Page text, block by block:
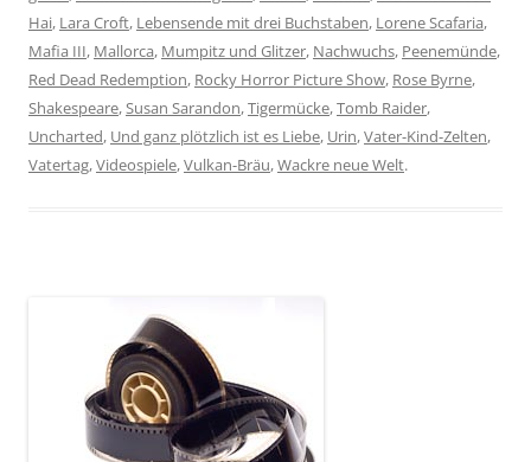
Hai, Lara Croft, Lebensende mit drei Buchstaben, Lorene Scafaria,
Mafia III, Mallorca, Mumpitz und Glitzer, Nachwuchs, Peenemünde,
Red Dead Redemption, Rocky Horror Picture Show, Rose Byrne,
Shakespeare,Susan Sarandon,Tigermücke,Tomb Raider,
Uncharted, Und ganz plötzlich ist es Liebe, Urin,Vater-Kind-Zelten,
Vatertag,Videospiele,Vulkan-Bräu,Wackre neue Welt.